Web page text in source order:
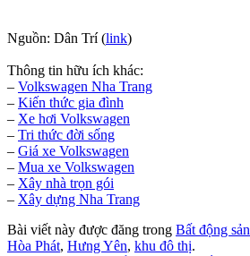
Nguồn: Dân Trí (link)
Thông tin hữu ích khác:
– Volkswagen Nha Trang
– Kiến thức gia đình
– Xe hơi Volkswagen
– Tri thức đời sống
– Giá xe Volkswagen
– Mua xe Volkswagen
– Xây nhà trọn gói
– Xây dựng Nha Trang
Bài viết này được đăng trong Bất động sản
Hòa Phát, Hưng Yên, khu đô thị.